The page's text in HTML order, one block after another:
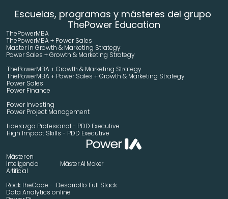
Escuelas, programas y másteres del grupo
ThePower Education
ThePowerMBA
ThePowerMBA + Power Sales
Master in Growth & Marketing Strategy
Power Sales + Growth & Marketing Strategy
ThePowerMBA + Growth & Marketing Strategy
ThePowerMBA + Power Sales + Growth & Marketing Strategy
Power Sales
Power Finance
Power Investing
Power Project Management
Liderazgo Profesional - PDD Executive
High Impact Skills - PDD Executive
Máster en
Inteligencia
Artificial
Máster AI Maker
Rock theCode -  Desarrollo Full Stack
Data Analytics online